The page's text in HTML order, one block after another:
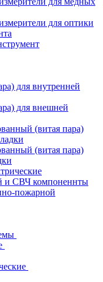
для оптики
для внутренней
для внешней
(витая пара)
(витая пара)
и СВЧ компоненнты
пожарной